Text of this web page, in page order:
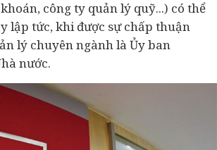
công ty quản lý quỹ...) có thể
lập tức, khi được sự chấp thuận
lý chuyên ngành là Ủy ban
nước.